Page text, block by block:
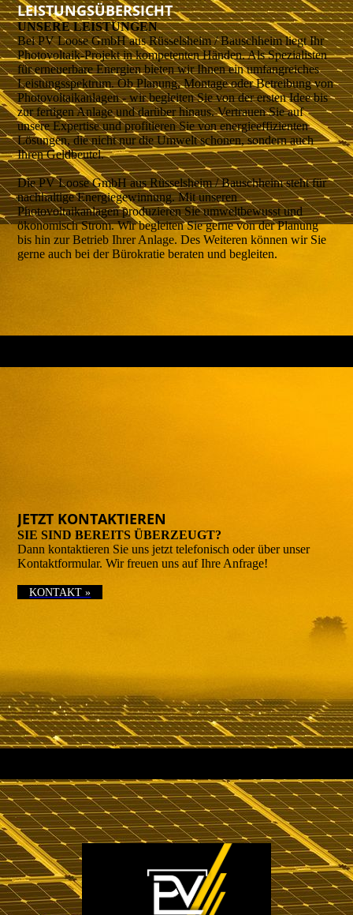
LEISTUNGSÜBERSICHT
UNSERE LEISTUNGEN
Bei PV Loose GmbH aus Rüsselsheim / Bauschheim liegt Ihr
Photovoltaik-Projekt in kompetenten Händen. Als Spezialisten
für erneuerbare Energien bieten wir Ihnen ein umfangreiches
Leistungsspektrum. Ob Planung, Montage oder Betreibung von
Photovoltaikanlagen - wir begleiten Sie von der ersten Idee bis
zur fertigen Anlage und darüber hinaus. Vertrauen Sie auf
unsere Expertise und profitieren Sie von energieeffizienten
Lösungen, die nicht nur die Umwelt schonen, sondern auch
Ihren Geldbeutel.
Die PV Loose GmbH aus Rüsselsheim / Bauschheim steht für
nachhaltige Energiegewinnung. Mit unseren
Photovoltaikanlagen produzieren Sie umweltbewusst und
ökonomisch Strom. Wir begleiten Sie gerne von der Planung
bis hin zur Betrieb Ihrer Anlage. Des Weiteren können wir Sie
gerne auch bei der Bürokratie beraten und begleiten.
JETZT KONTAKTIEREN
SIE SIND BEREITS ÜBERZEUGT?
Dann kontaktieren Sie uns jetzt telefonisch oder über unser
Kontaktformular. Wir freuen uns auf Ihre Anfrage!
KONTAKT »